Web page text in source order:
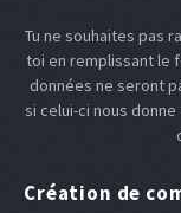
Tu ne souhaites pas
toi en remplissant le
données ne seront
si celui-ci nous
Création de